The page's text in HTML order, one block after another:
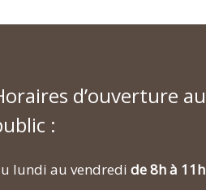
d’ouverture au
:
lundi au vendredi de 8h à 11h